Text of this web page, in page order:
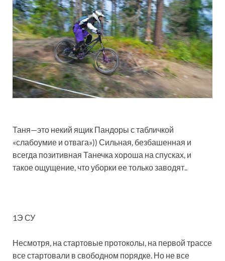
Таня—это некий ящик Пандоры с табличкой
«слабоумие и отвага»)) Сильная, безбашенная и
всегда позитивная Танечка хороша на спусках, и
такое ощущение, что уборки ее только заводят..
1Э СУ
Несмотря, на стартовые протоколы, на первой трассе
все стартовали в свободном порядке. Но не все